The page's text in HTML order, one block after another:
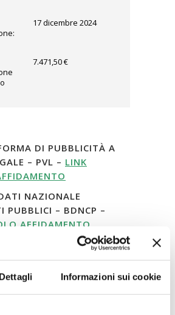
Dettagli Informazioni sui cookie
17 dicembre 2024
7.471,50 €
DI PUBBLICITÀ A
– PVL – LINK
NAZIONALE
PUBBLICI – BDNCP –
AFFIDAMENTO
–
CONSULTA IL
CIG: B4DD9C0E6E